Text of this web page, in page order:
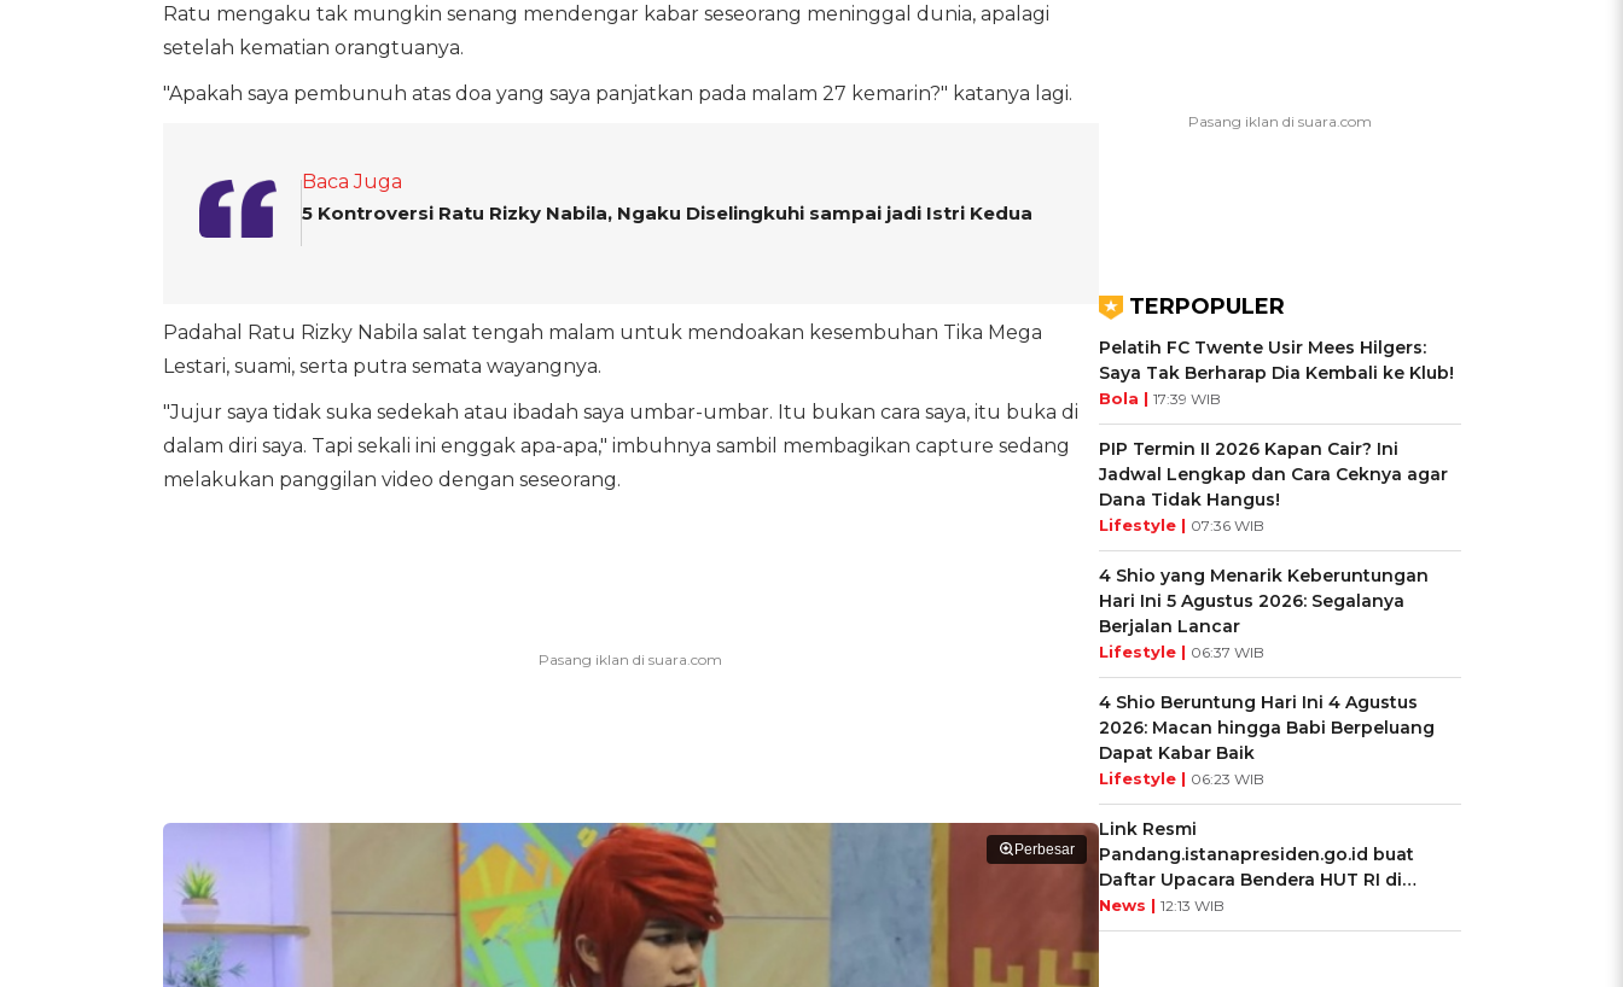
Ratu mengaku tak mungkin senang mendengar kabar seseorang meninggal dunia, apalagi
setelah kematian orangtuanya.
"Apakah saya pembunuh atas doa yang saya panjatkan pada malam 27 kemarin?" katanya lagi.
Baca Juga
5 Kontroversi Ratu Rizky Nabila, Ngaku Diselingkuhi sampai jadi Istri Kedua
Padahal Ratu Rizky Nabila salat tengah malam untuk mendoakan kesembuhan Tika Mega
Lestari, suami, serta putra semata wayangnya.
"Jujur saya tidak suka sedekah atau ibadah saya umbar-umbar. Itu bukan cara saya, itu buka di
dalam diri saya. Tapi sekali ini enggak apa-apa," imbuhnya sambil membagikan capture sedang
melakukan panggilan video dengan seseorang.
Perbesar
TERPOPULER
Pelatih FC Twente Usir Mees Hilgers:
Saya Tak Berharap Dia Kembali ke Klub!
Bola | 17:39 WIB
PIP Termin II 2026 Kapan Cair? Ini
Jadwal Lengkap dan Cara Ceknya agar
Dana Tidak Hangus!
Lifestyle | 07:36 WIB
4 Shio yang Menarik Keberuntungan
Hari Ini 5 Agustus 2026: Segalanya
Berjalan Lancar
Lifestyle | 06:37 WIB
4 Shio Beruntung Hari Ini 4 Agustus
2026: Macan hingga Babi Berpeluang
Dapat Kabar Baik
Lifestyle | 06:23 WIB
Link Resmi
Pandang.istanapresiden.go.id buat
Daftar Upacara Bendera HUT RI di
Istana Negara
News | 12:13 WIB